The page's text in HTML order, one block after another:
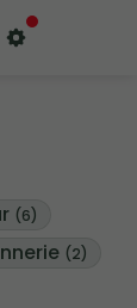
(6)
(2)